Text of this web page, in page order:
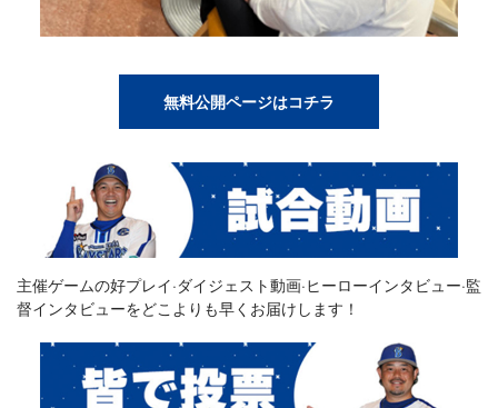
無料公開ページはコチラ
主催ゲームの好プレイ·ダイジェスト動画·ヒーローインタビュー·監
督インタビューをどこよりも早くお届けします！